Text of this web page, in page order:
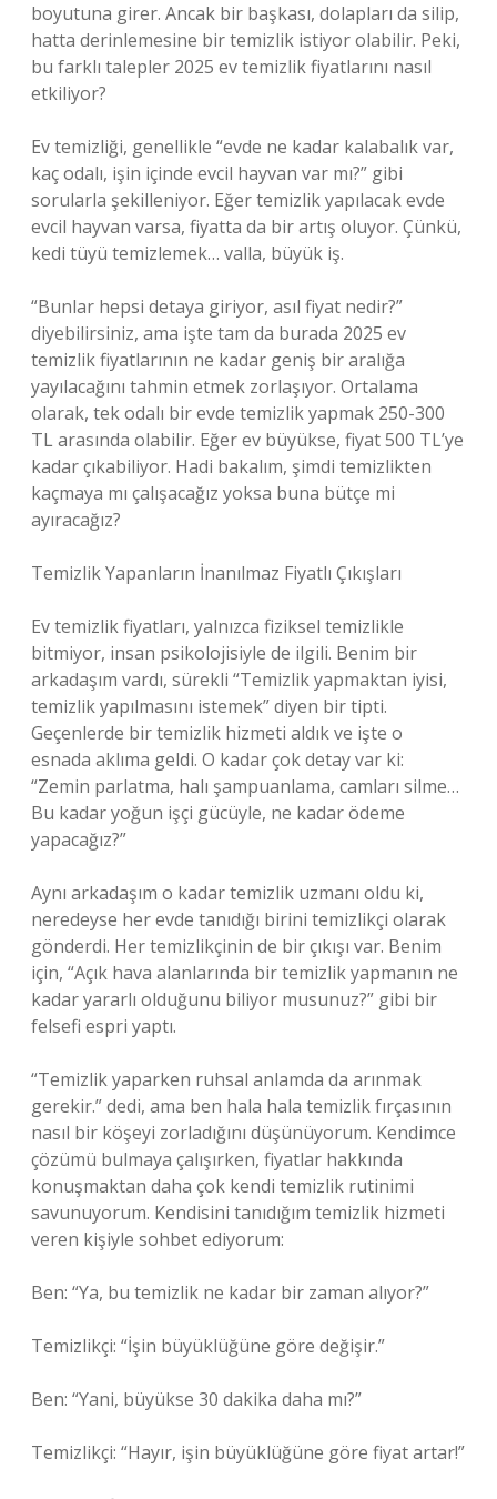
boyutuna girer. Ancak bir başkası, dolapları da silip,
hatta derinlemesine bir temizlik istiyor olabilir. Peki,
bu farklı talepler 2025 ev temizlik fiyatlarını nasıl
etkiliyor?
Ev temizliği, genellikle “evde ne kadar kalabalık var,
kaç odalı, işin içinde evcil hayvan var mı?” gibi
sorularla şekilleniyor. Eğer temizlik yapılacak evde
evcil hayvan varsa, fiyatta da bir artış oluyor. Çünkü,
kedi tüyü temizlemek… valla, büyük iş.
“Bunlar hepsi detaya giriyor, asıl fiyat nedir?”
diyebilirsiniz, ama işte tam da burada 2025 ev
temizlik fiyatlarının ne kadar geniş bir aralığa
yayılacağını tahmin etmek zorlaşıyor. Ortalama
olarak, tek odalı bir evde temizlik yapmak 250-300
TL arasında olabilir. Eğer ev büyükse, fiyat 500 TL’ye
kadar çıkabiliyor. Hadi bakalım, şimdi temizlikten
kaçmaya mı çalışacağız yoksa buna bütçe mi
ayıracağız?
Temizlik Yapanların İnanılmaz Fiyatlı Çıkışları
Ev temizlik fiyatları, yalnızca fiziksel temizlikle
bitmiyor, insan psikolojisiyle de ilgili. Benim bir
arkadaşım vardı, sürekli “Temizlik yapmaktan iyisi,
temizlik yapılmasını istemek” diyen bir tipti.
Geçenlerde bir temizlik hizmeti aldık ve işte o
esnada aklıma geldi. O kadar çok detay var ki:
“Zemin parlatma, halı şampuanlama, camları silme…
Bu kadar yoğun işçi gücüyle, ne kadar ödeme
yapacağız?”
Aynı arkadaşım o kadar temizlik uzmanı oldu ki,
neredeyse her evde tanıdığı birini temizlikçi olarak
gönderdi. Her temizlikçinin de bir çıkışı var. Benim
için, “Açık hava alanlarında bir temizlik yapmanın ne
kadar yararlı olduğunu biliyor musunuz?” gibi bir
felsefi espri yaptı.
“Temizlik yaparken ruhsal anlamda da arınmak
gerekir.” dedi, ama ben hala hala temizlik fırçasının
nasıl bir köşeyi zorladığını düşünüyorum. Kendimce
çözümü bulmaya çalışırken, fiyatlar hakkında
konuşmaktan daha çok kendi temizlik rutinimi
savunuyorum. Kendisini tanıdığım temizlik hizmeti
veren kişiyle sohbet ediyorum:
Ben: “Ya, bu temizlik ne kadar bir zaman alıyor?”
Temizlikçi: “İşin büyüklüğüne göre değişir.”
Ben: “Yani, büyükse 30 dakika daha mı?”
Temizlikçi: “Hayır, işin büyüklüğüne göre fiyat artar!”